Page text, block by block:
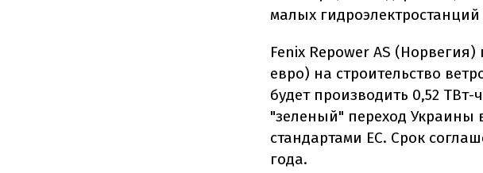
малых гидроэлектростанций
Fenix Repower AS
евро) на строительство
будет производить 0,52
"зеленый" переход Украины
стандартами ЕС. Срок
года.